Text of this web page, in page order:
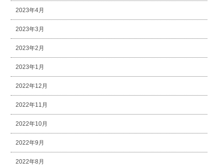
2023年4月
2023年3月
2023年2月
2023年1月
2022年12月
2022年11月
2022年10月
2022年9月
2022年8月